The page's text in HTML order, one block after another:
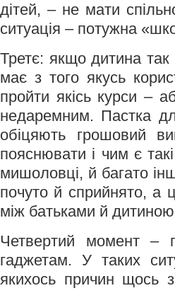
дітей, – не мати
ситуація – потужна
Третє: якщо дитина
має з того якусь
пройти якісь курси –
недаремним. Пастка
обіцяють грошовий
пояснювати і чим є
мишоловці, й багато
почуто й сприйнято, а
між батьками й
Четвертий момент –
гаджетам. У таких
якихось причин щось